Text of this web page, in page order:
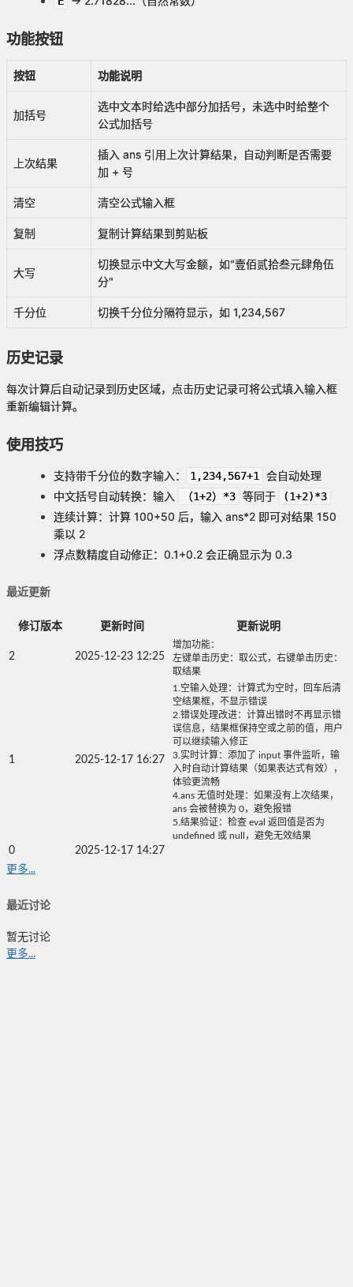
功能按钮
按钮 功能说明
加括号
选中文本时给选中部分加括号，未选中时给整个
公式加括号
上次结果
插入 ans 引用上次计算结果，自动判断是否需要
加 + 号
清空 清空公式输入框
复制 复制计算结果到剪贴板
大写
切换显示中文大写金额，如"壹佰贰拾叁元肆角伍
分"
千分位 切换千分位分隔符显示，如 1,234,567
历史记录
每次计算后自动记录到历史区域，点击历史记录可将公式填入输入框
重新编辑计算。
使用技巧
支持带千分位的数字输入： 1,234,567+1 会自动处理
中文括号自动转换：输入
（1+2）*3 等同于 (1+2)*3
连续计算：计算 100+50 后，输入 ans*2 即可对结果 150
乘以 2
浮点数精度自动修正：0.1+0.2 会正确显示为 0.3
最近更新
修订版本 更新时间 更新说明
2 2025-12-23 12:25
增加功能：
左键单击历史：取公式，右键单击历史：
取结果
1 2025-12-17 16:27
1.空输入处理：计算式为空时，回车后清
空结果框，不显示错误
2.错误处理改进：计算出错时不再显示错
误信息，结果框保持空或之前的值，用户
可以继续输入修正
3.实时计算：添加了 input 事件监听，输
入时自动计算结果（如果表达式有效），
体验更流畅
4.ans 无值时处理：如果没有上次结果，
ans 会被替换为 0，避免报错
5.结果验证：检查 eval 返回值是否为
undefined 或 null，避免无效结果
0
2025-12-17 14:27
更多...
最近讨论
暂无讨论
更多...